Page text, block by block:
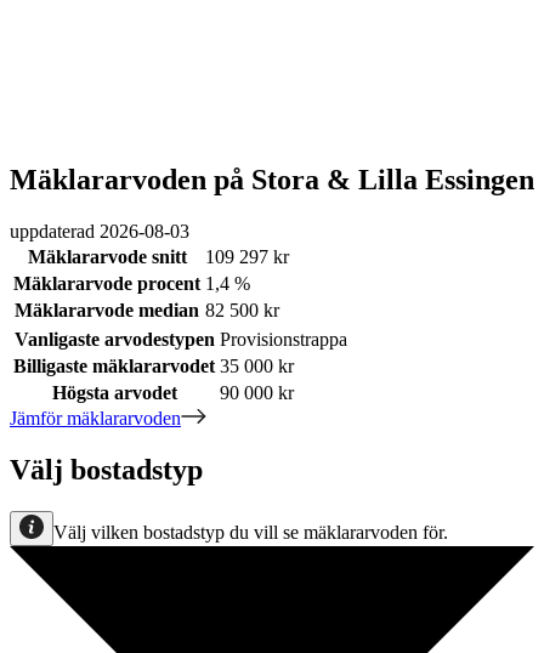
Mäklararvoden på Stora & Lilla Essingen
uppdaterad 2026-08-03
Mäklararvode snitt
109 297 kr
Mäklararvode procent 1,4 %
Mäklararvode median 82 500 kr
Vanligaste arvodestypen Provisionstrappa
Billigaste mäklararvodet 35 000 kr
Högsta arvodet
90 000 kr
Jämför mäklararvoden
Välj bostadstyp
Välj vilken bostadstyp du vill se mäklararvoden för.